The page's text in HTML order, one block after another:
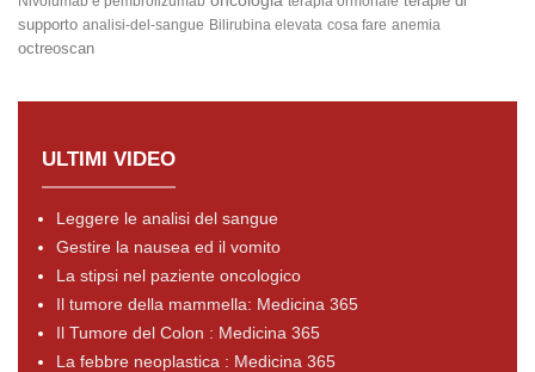
supporto analisi-del-sangue Bilirubina elevata cosa fare anemia
octreoscan
ULTIMI VIDEO
Leggere le analisi del sangue
Gestire la nausea ed il vomito
La stipsi nel paziente oncologico
Il tumore della mammella: Medicina 365
Il Tumore del Colon : Medicina 365
La febbre neoplastica : Medicina 365